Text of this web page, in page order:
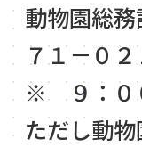
動物園総
７１－０２
※ ９：０
ただし動物